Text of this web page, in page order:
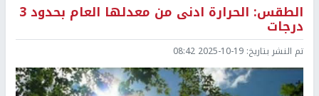
الطقس: الحرارة ادنى من معدلها العام بحدود 3
درجات
تم النشر بتاريخ: 2025-10-19 08:42